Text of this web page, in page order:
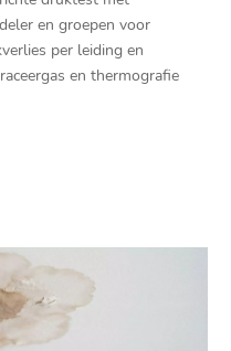
en groepen voor
per leiding en
en thermografie